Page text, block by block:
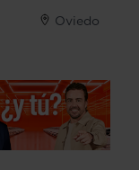
Oviedo